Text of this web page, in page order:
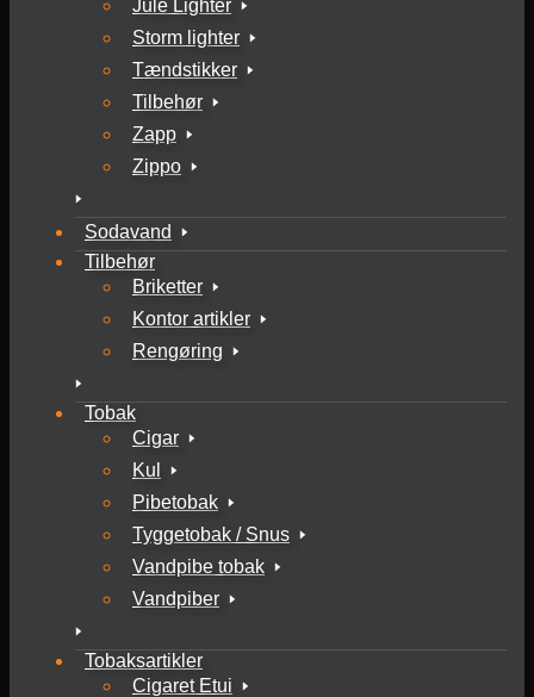
Jule Lighter
Storm lighter
Tændstikker
Tilbehør
Zapp
Zippo
Sodavand
Tilbehør
Briketter
Kontor artikler
Rengøring
Tobak
Cigar
Kul
Pibetobak
Tyggetobak / Snus
Vandpibe tobak
Vandpiber
Tobaksartikler
Cigaret Etui